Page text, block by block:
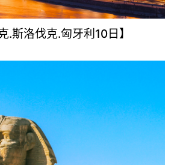
.斯洛伐克.匈牙利10日】